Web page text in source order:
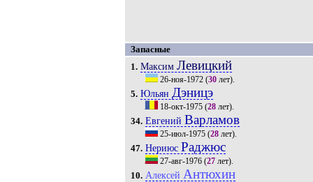
Запасные
1. Максим Левицкий
26-ноя-1972(30лет).
5. Юльян Дэницэ
18-окт-1975(28лет).
34. Евгений Варламов
25-июл-1975(28лет).
47. Нериюс Раджюс
27-авг-1976(27лет).
10. Алексей Антюхин